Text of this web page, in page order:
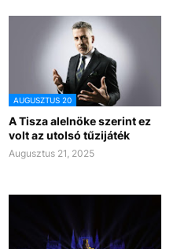
AUGUSZTUS 20
A Tisza alelnöke szerint ez
volt az utolsó tűzijáték
Augusztus 21, 2025